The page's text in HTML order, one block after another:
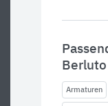
Armaturen